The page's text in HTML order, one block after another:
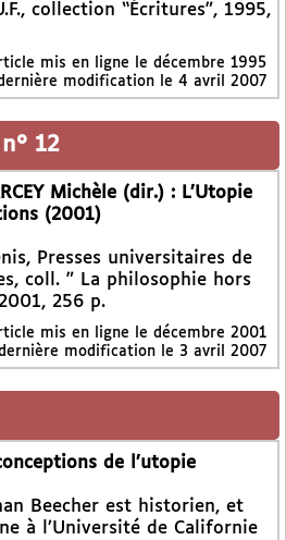
collection “Écritures”, 1995,
mis en ligne le décembre 1995
modification le 4 avril 2007
12
Michèle (dir.) : L’Utopie
(2001)
Presses universitaires de
coll. " La philosophie hors
256 p.
mis en ligne le décembre 2001
modification le 3 avril 2007
de l’utopie
Beecher est historien, et
à l’Université de Californie